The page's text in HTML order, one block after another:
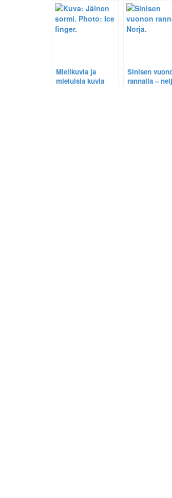
valomeren
keskellä.
Mielikuvia ja
mieluisia kuvia
Sinisen
rannalla –